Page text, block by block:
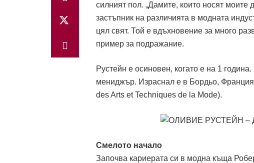
силният пол. „Дамите, които носят моите
застъпник на различията в модната
цял свят. Той е вдъхновение за много
пример за подражание.
Рустейн е осиновен, когато е на 1
мениджър. Израснал е в Бордьо,
des Arts et Techniques de la Mode).
Смелото начало
Започва кариерата си в модна къща